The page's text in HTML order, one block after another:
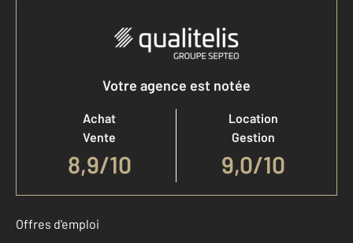
Votre agence est notée
Achat
Vente
8,9/10
Location
Gestion
9,0/10
Offres d'emploi